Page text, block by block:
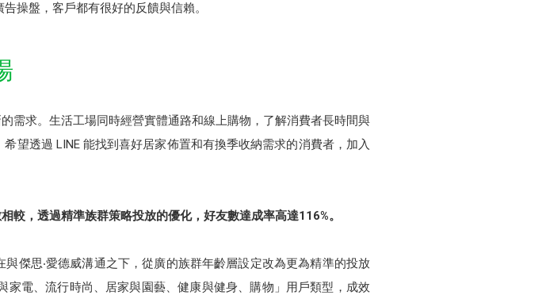
操盤，客戶都有很好的反饋與信賴。
需求。生活工場同時經營實體通路和線上購物，了解消費者長時間與
望透過 LINE 能找到喜好居家佈置和有換季收納需求的消費者，加入
較，透過精準族群策略投放的優化，好友數達成率高達116%。
傑思‧愛德威溝通之下，從廣的族群年齡層設定改為更為精準的投放
電、流行時尚、居家與園藝、健康與健身、購物」用戶類型，成效